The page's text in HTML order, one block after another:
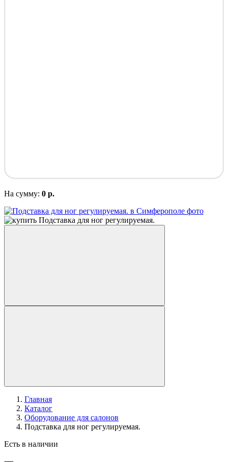
На сумму: 0 р.
Главная
Каталог
Оборудование для салонов
Подставка для ног регулируемая.
Есть в наличии